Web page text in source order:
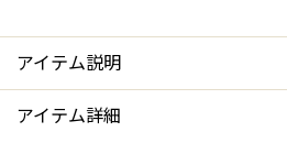
アイテム説明
アイテム詳細